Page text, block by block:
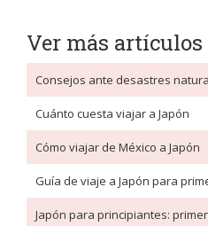
Ver más
Consejos ante desastres
Cuánto cuesta viajar a Japón
Cómo viajar de México a Japón
Guía de viaje a Japón para
Japón para principiantes: